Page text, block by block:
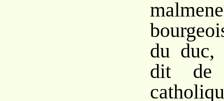
du duc,
dit de